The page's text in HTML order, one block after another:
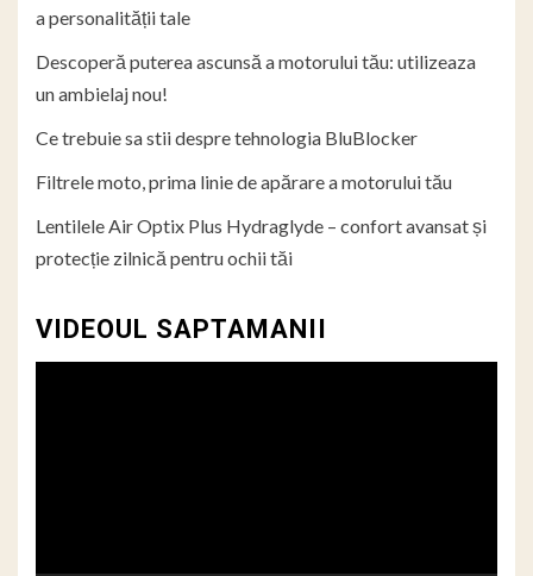
a personalității tale
Descoperă puterea ascunsă a motorului tău: utilizeaza
un ambielaj nou!
Ce trebuie sa stii despre tehnologia BluBlocker
Filtrele moto, prima linie de apărare a motorului tău
Lentilele Air Optix Plus Hydraglyde – confort avansat și
protecție zilnică pentru ochii tăi
VIDEOUL SAPTAMANII